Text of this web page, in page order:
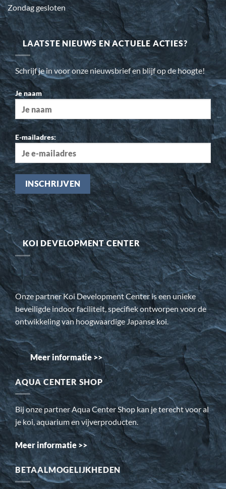
Zondag gesloten
LAATSTE NIEUWS EN ACTUELE ACTIES?
Schrijf je in voor onze nieuwsbrief en blijf op de hoogte!
Je naam
E-mailadres:
KOI DEVELOPMENT CENTER
Onze partner Koi Development Center is een unieke
beveiligde indoor faciliteit, specifiek ontworpen voor de
ontwikkeling van hoogwaardige Japanse koi.
Meer informatie >>
AQUA CENTER SHOP
Bij onze partner Aqua Center Shop kan je terecht voor al
je koi, aquarium en vijverproducten.
Meer informatie >>
BETAALMOGELIJKHEDEN